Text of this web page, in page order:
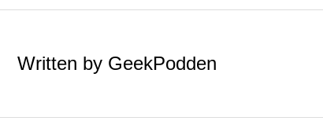
Written byGeekPodden